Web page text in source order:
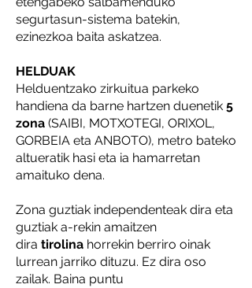
segurtasun-sistema batekin,
ezinezkoa baita askatzea.
HELDUAK
Helduentzako zirkuitua parkeko
handiena da barne hartzen duenetik 5
zona (SAIBI, MOTXOTEGI, ORIXOL,
GORBEIA eta ANBOTO), metro bateko
altueratik hasi eta ia hamarretan
amaituko dena.
Zona guztiak independenteak dira eta
guztiak a-rekin amaitzen
dira tirolina horrekin berriro oinak
lurrean jarriko dituzu. Ez dira oso
zailak. Baina puntu